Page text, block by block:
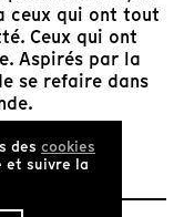
ceux qui ont tout
Ceux qui ont
Aspirés par la
se refaire dans
des cookies
et suivre la